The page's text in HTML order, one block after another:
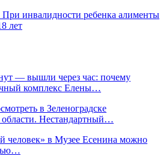
инвалидности ребенка алименты
лет
— вышли через час: почему
комплекс Елены…
в Зеленоградске
Нестандартный…
человек» в Музее Есенина можно